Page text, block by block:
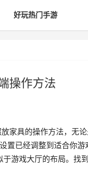
好玩热门手游
操作方法
家具的操作方法，无
置已经调整到适合你
游戏大厅的布局。找